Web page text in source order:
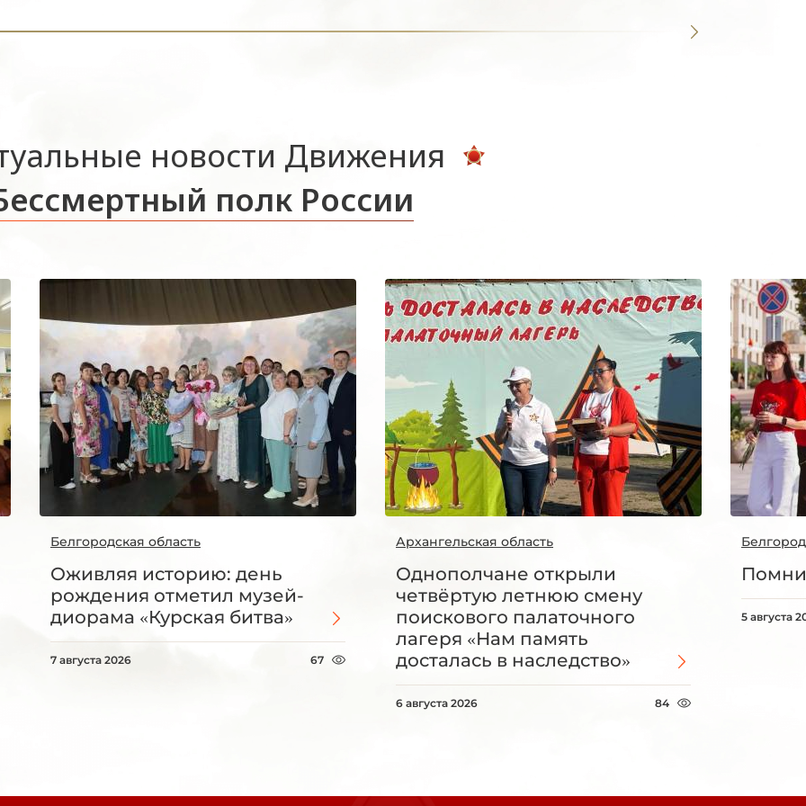
новости Движения
полк России
Белгородская область
Оживляя историю: день
рождения отметил музей-
диорама «Курская битва»
7 августа 2026 67
Архангельская область
Однополчане открыли
четвёртую летнюю смену
поискового палаточного
лагеря «Нам память
досталась в наследство»
6 августа 2026 84
5 августа